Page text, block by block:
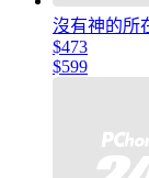
沒有神的所
$473
$599